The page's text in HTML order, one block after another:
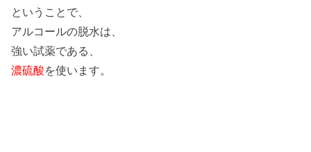
ということで、
アルコールの脱水は、
強い試薬である、
濃硫酸を使います。